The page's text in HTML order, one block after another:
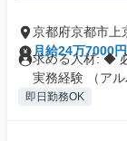
京都府京都市上
月給24万7000
求める人材: ◆
実務経験 （アル
即日勤務OK